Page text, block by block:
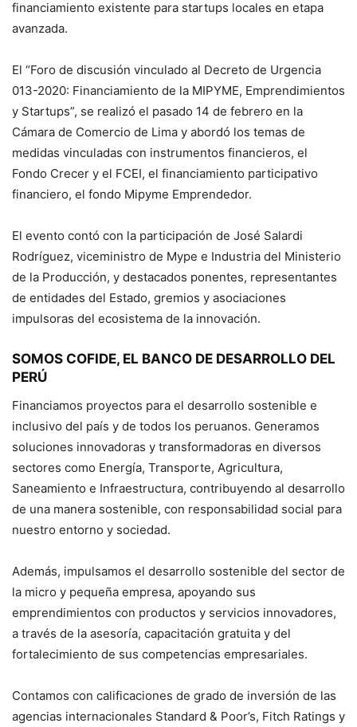
financiamiento existente para startups locales en etapa
avanzada.
El “Foro de discusión vinculado al Decreto de Urgencia
013-2020: Financiamiento de la MIPYME, Emprendimientos
y Startups”, se realizó el pasado 14 de febrero en la
Cámara de Comercio de Lima y abordó los temas de
medidas vinculadas con instrumentos financieros, el
Fondo Crecer y el FCEI, el financiamiento participativo
financiero, el fondo Mipyme Emprendedor.
El evento contó con la participación de José Salardi
Rodríguez, viceministro de Mype e Industria del Ministerio
de la Producción, y destacados ponentes, representantes
de entidades del Estado, gremios y asociaciones
impulsoras del ecosistema de la innovación.
SOMOS COFIDE, EL BANCO DE DESARROLLO DEL
PERÚ
Financiamos proyectos para el desarrollo sostenible e
inclusivo del país y de todos los peruanos. Generamos
soluciones innovadoras y transformadoras en diversos
sectores como Energía, Transporte, Agricultura,
Saneamiento e Infraestructura, contribuyendo al desarrollo
de una manera sostenible, con responsabilidad social para
nuestro entorno y sociedad.
Además, impulsamos el desarrollo sostenible del sector de
la micro y pequeña empresa, apoyando sus
emprendimientos con productos y servicios innovadores,
a través de la asesoría, capacitación gratuita y del
fortalecimiento de sus competencias empresariales.
Contamos con calificaciones de grado de inversión de las
agencias internacionales Standard & Poor’s, Fitch Ratings y